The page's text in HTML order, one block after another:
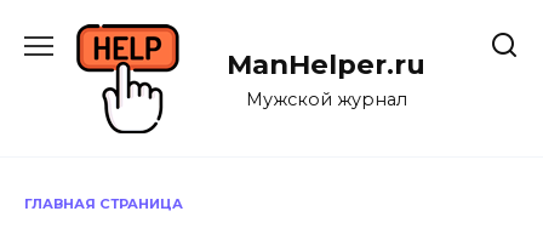
содержанию
ManHelper.ru
Мужской журнал
ГЛАВНАЯ СТРАНИЦА